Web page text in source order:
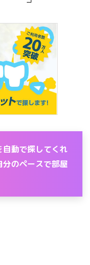
動で探してくれ
のペースで部屋